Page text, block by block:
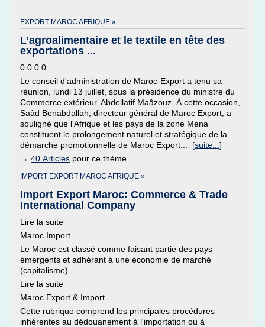
EXPORT MAROC AFRIQUE »
L’agroalimentaire et le textile en tête des
exportations ...
0 0 0 0
Le conseil d'administration de Maroc-Export a tenu sa
réunion, lundi 13 juillet, sous la présidence du ministre du
Commerce extérieur, Abdellatif Maâzouz. À cette occasion,
Saâd Benabdallah, directeur général de Maroc Export, a
souligné que l'Afrique et les pays de la zone Mena
constituent le prolongement naturel et stratégique de la
démarche promotionnelle de Maroc Export... [suite...]
→ 40 Articles pour ce thème
IMPORT EXPORT MAROC AFRIQUE »
Import Export Maroc: Commerce & Trade
International Company
Lire la suite
Maroc Import
Le Maroc est classé comme faisant partie des pays
émergents et adhérant à une économie de marché
(capitalisme).
Lire la suite
Maroc Export & Import
Cette rubrique comprend les principales procédures
inhérentes au dédouanement à l'importation ou à